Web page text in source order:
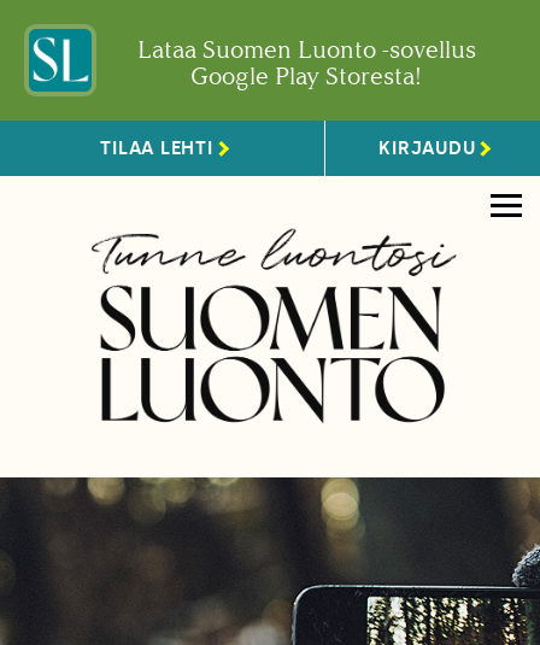
Lataa Suomen Luonto -sovellus
Google Play Storesta!
TILAA LEHTI KIRJAUDU